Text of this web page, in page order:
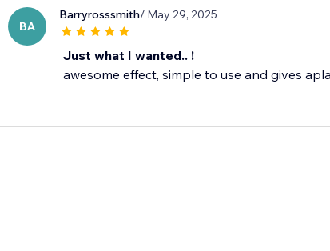
BA
Barryrosssmith/ May 29, 2025
Just what I wanted.. !
awesome effect, simple to use and gives